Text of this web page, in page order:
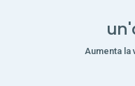
Aumenta la